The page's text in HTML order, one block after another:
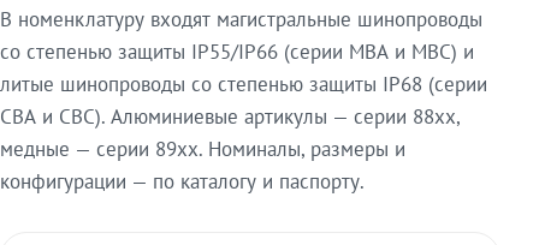
В номенклатуру входят магистральные шинопроводы
со степенью защиты IP55/IP66 (серии МВА и МВС) и
литые шинопроводы со степенью защиты IP68 (серии
СВА и СВС). Алюминиевые артикулы — серии 88xx,
медные — серии 89xx. Номиналы, размеры и
конфигурации — по каталогу и паспорту.